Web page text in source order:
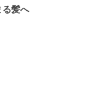
る髪へ